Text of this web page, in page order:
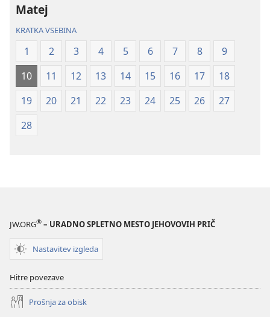
2021)2021)
Matej
KRATKA VSEBINA
1 2 3 4 5 6 7 8
9
10
11 12 13 14 15 16 17
18
19
20 21 22 23 24 25 26
27
28
JW.ORG® – URADNO SPLETNO MESTO JEHOVOVIH PRIČ
Nastavitev izgleda
Hitre povezave
Prošnja za obisk